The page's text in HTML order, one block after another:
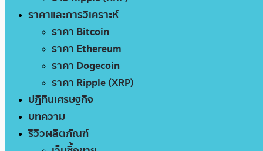
ราคาและการวิเคราะห์
ราคา Bitcoin
ราคา Ethereum
ราคา Dogecoin
ราคา Ripple (XRP)
ปฏิทินเศรษฐกิจ
บทความ
รีวิวผลิตภัณฑ์